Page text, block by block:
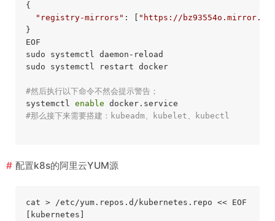
{
"registry-mirrors" : [
"https://
}
EOF
sudo systemctl daemon-reload
sudo systemctl restart docker
#然后执行以下命令不然会提示警告；
systemctl enable
#那么接下来需要搭建：kubeadm、kubelet、kubectl
配置k8s的阿里云YUM源
cat > /etc/yum.repos.d/kubernetes.repo << EOF